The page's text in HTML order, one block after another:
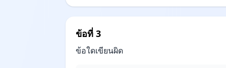
ข้อที่ 3
ข้อใดเขียนผิด